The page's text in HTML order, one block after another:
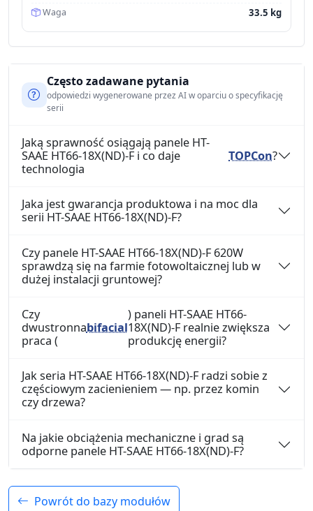
Waga 33.5 kg
Często zadawane pytania
odpowiedzi wygenerowane przez AI w oparciu o specyfikację
serii
Jaką sprawność osiągają panele HT-
SAAE HT66-18X(ND)-F i co daje
technologia
TOPCon?
Jaka jest gwarancja produktowa i na moc dla
serii HT-SAAE HT66-18X(ND)-F?
Czy panele HT-SAAE HT66-18X(ND)-F 620W
sprawdzą się na farmie fotowoltaicznej lub w
dużej instalacji gruntowej?
Czy
dwustronna
praca (
bifacial
) paneli HT-SAAE HT66-
18X(ND)-F realnie zwiększa
produkcję energii?
Jak seria HT-SAAE HT66-18X(ND)-F radzi sobie z
częściowym zacienieniem — np. przez komin
czy drzewa?
Na jakie obciążenia mechaniczne i grad są
odporne panele HT-SAAE HT66-18X(ND)-F?
Powrót do bazy modułów